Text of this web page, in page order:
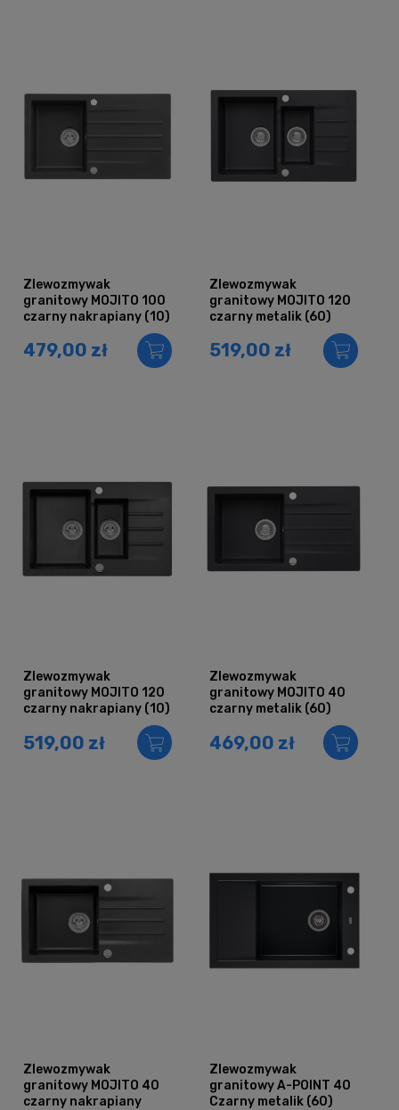
Zlewozmywak
granitowy MOJITO 100
czarny nakrapiany (10)
479,00 zł
Zlewozmywak
granitowy MOJITO 120
czarny metalik (60)
519,00 zł
Zlewozmywak
granitowy MOJITO 120
czarny nakrapiany (10)
519,00 zł
Zlewozmywak
granitowy MOJITO 40
czarny metalik (60)
469,00 zł
Zlewozmywak
granitowy MOJITO 40
czarny nakrapiany
Zlewozmywak
granitowy A-POINT 40
Czarny metalik (60)